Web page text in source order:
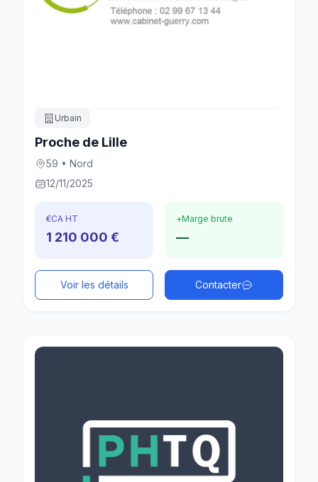
Urbain
Proche de Lille
59 • Nord
12/11/2025
€CA HT
1 210 000 €
+Marge brute
—
Voir les détails Contacter